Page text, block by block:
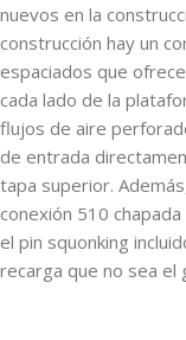
nuevos en la
construcción hay un
espaciados que
cada lado de la
flujos de aire
de entrada
tapa superior.
conexión 510
el pin squonking
recarga que no sea el